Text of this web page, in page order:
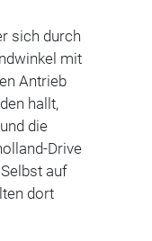
sich durch
mit
Antrieb
hallt,
die
Drive
auf
dort